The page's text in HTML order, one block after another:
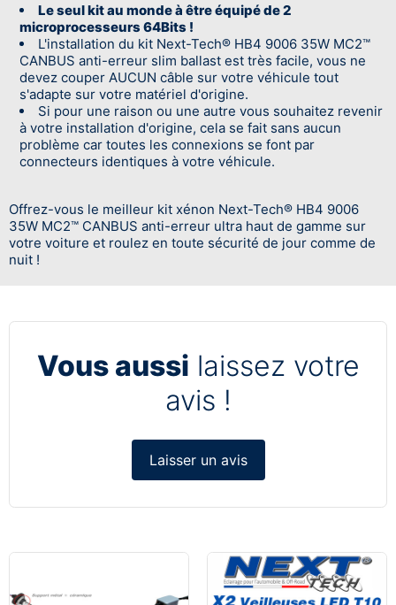
Le seul kit au monde à être équipé de 2
microprocesseurs 64Bits !
L'installation du kit Next-Tech® HB4 9006 35W MC2™
CANBUS anti-erreur slim ballast est très facile, vous ne
devez couper AUCUN câble sur votre véhicule tout
s'adapte sur votre matériel d'origine.
Si pour une raison ou une autre vous souhaitez revenir
à votre installation d'origine, cela se fait sans aucun
problème car toutes les connexions se font par
connecteurs identiques à votre véhicule.
Offrez-vous le meilleur kit xénon Next-Tech® HB4 9006
35W MC2™ CANBUS anti-erreur ultra haut de gamme sur
votre voiture et roulez en toute sécurité de jour comme de
nuit !
Vous aussi laissez votre
avis !
Laisser un avis